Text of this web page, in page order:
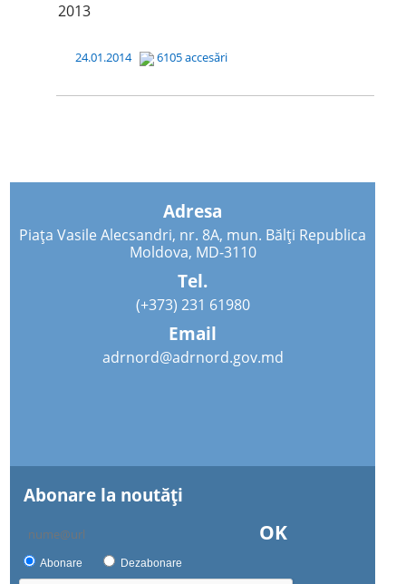
2013
24.01.2014 6105 accesări
Adresa
Piața Vasile Alecsandri, nr. 8A, mun. Bălți Republica
Moldova, MD-3110
Tel.
(+373) 231 61980
Email
adrnord@adrnord.gov.md
Abonare la noutăţi
OK
Abonare Dezabonare